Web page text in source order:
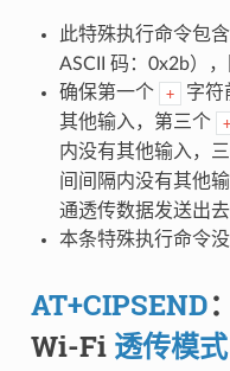
此特殊执行命令包
ASCII 码：0x2b）
确保第一个
+
字符
其他输入，第三个
+
内没有其他输入，
间间隔内没有其他输
通透传数据发送出去
本条特殊执行命令
AT+CIPSEND
Wi-Fi 透传模式